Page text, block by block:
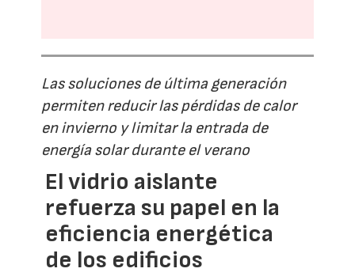
Las soluciones de última generación
permiten reducir las pérdidas de calor
en invierno y limitar la entrada de
energía solar durante el verano
El vidrio aislante
refuerza su papel en la
eficiencia energética
de los edificios